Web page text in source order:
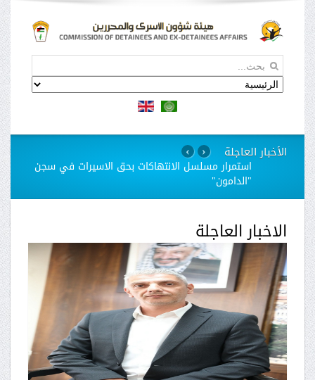
الأخبار العاجلة
استمرار مسلسل الانتهاكات بحق الاسيرات في سجن
"الدامون"
› ‹
الاخبار العاجلة